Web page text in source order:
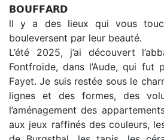
𝗕𝗢𝗨𝗙𝗙𝗔𝗥𝗗
ll y a des lieux qui vous
bouleversent par leur beauté.
L’été 2025, j’ai découvert
Fontfroide, dans l’Aude, qui fut
Fayet. Je suis restée sous le
lignes et des formes, des
l’aménagement des
aux jeux raffinés des couleurs,